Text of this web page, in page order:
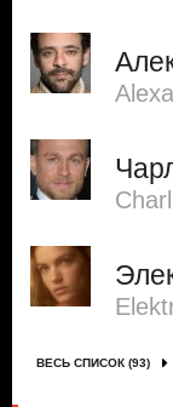
ВЕСЬ СПИСОК (93)